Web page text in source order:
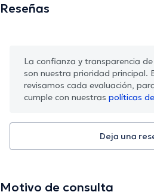
Reseñas
La confianza y transparencia
son nuestra prioridad principal.
revisamos cada evaluación,
cumple con nuestras políticas
Deja una
Motivo de consulta